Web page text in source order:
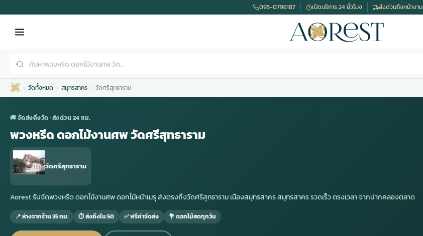
ดอกไม้หน้าศพ
ดอกไม้จัดงานศพ
จัดดอกไม้หน้าศพ
พวงหรีด กรุงเทพ
พวงหรีดราคา
สั่งพวงหรีด
น้าเมรุ
มรุสีขาว
ไม้งานแต่ง
ไม้งานแต่ง ราคา
ไม้งานแต่ง ราคาถูก
พวงหรีดพัดลม
พวงหรีดพัดลม ราคา
พวงหรีดพัดลม ราคาถูก
รับจัดงานศพ
รับจัดงานศพ ราคา
รับจัดงานศพ ครบวงจร
095-0796187 เปิดบริการ 24 ชั่วโมง ส่งด่วนถึงหน้างาน
วัดทั้งหมด สมุทรสาคร วัดศรีสุทธาราม
🚚 จัดส่งถึงวัด · ส่งด่วน 24 ชม.
พวงหรีด ดอกไม้งานศพ วัดศรีสุทธาราม
วัดศรีสุทธาราม
Aorest รับจัดพวงหรีด ดอกไม้งานศพ ดอกไม้หน้าเมรุ ส่งตรงถึงวัดศรีสุทธาราม เมืองสมุทรสาคร สมุทรสาคร รวดเร็ว ตรงเวลา จากปากคลองตลาด
📍 ห่างจากร้าน 35 กม. ⏱ ส่งถึงใน 50 ✅ ฟรีค่าจัดส่ง 💐 ดอกไม้สดทุกวัน